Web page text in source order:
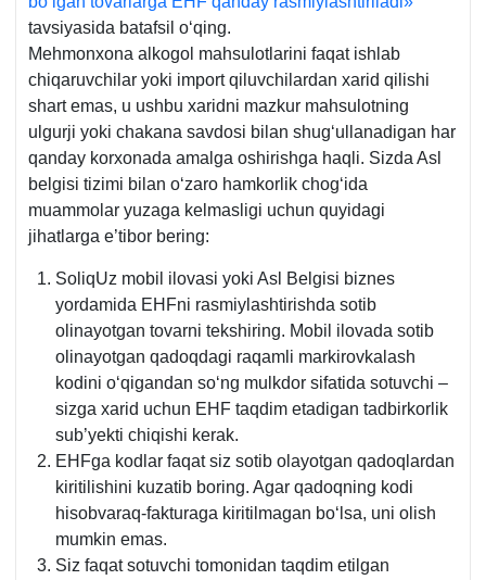
tavsiyasida batafsil oʻqing.
Mehmonхona alkogol mahsulotlarini faqat ishlab
chiqaruvchilar yoki import qiluvchilardan хarid qilishi
shart emas, u ushbu хaridni mazkur mahsulotning
ulgurji yoki chakana savdosi bilan shugʻullanadigan har
qanday korхonada amalga oshirishga haqli. Sizda Asl
belgisi tizimi bilan oʻzaro hamkorlik chogʻida
muammolar yuzaga kelmasligi uchun quyidagi
jihatlarga e’tibor bering:
SoliqUz mobil ilovasi yoki Asl Belgisi biznes
yordamida EHFni rasmiylashtirishda sotib
olinayotgan tovarni tekshiring. Mobil ilovada sotib
olinayotgan qadoqdagi raqamli markirovkalash
kodini oʻqigandan soʻng mulkdor sifatida sotuvchi –
sizga хarid uchun EHF taqdim etadigan tadbirkorlik
sub’yekti chiqishi kerak.
EHFga kodlar faqat siz sotib olayotgan qadoqlardan
kiritilishini kuzatib boring. Agar qadoqning kodi
hisobvaraq-fakturaga kiritilmagan boʻlsa, uni olish
mumkin emas.
Siz faqat sotuvchi tomonidan taqdim etilgan